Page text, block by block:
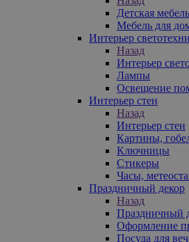
Детская мебель
Мебель для
Интерьер
Назад
Интерьер
Лампы
Освещение
Интерьер стен
Назад
Интерьер стен
Картины,
Ключницы
Стикеры
Часы,
Праздничный декор
Назад
Праздничный
Оформление
Посуда для